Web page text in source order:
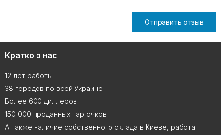
Отправить отзыв
Кратко о нас
12 лет работы
38 городов по всей Украине
Более 600 диллеров
150 000 проданных пар очков
А также наличие собственного склада в Киеве, работа